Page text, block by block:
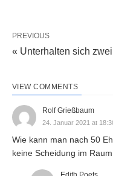
PREVIOUS
« Unterhalten sich
VIEW COMMENTS
Rolf Grießbaum
24. Januar 2021 at
Wie kann man nach 50
keine Scheidung im